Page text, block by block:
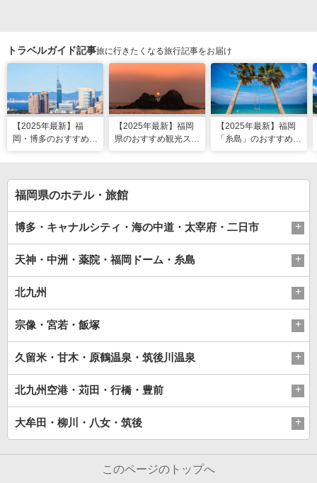
トラベルガイド記事旅に行きたくなる旅行記事をお届け
【2025年最新】福
岡・博多のおすすめ観
【2025年最新】福岡
県のおすすめ観光スポ
【2025年最新】福岡
「糸島」のおすすめ観
福岡県のホテル・旅館
博多・キャナルシティ・海の中道・太宰府・二日市
天神・中洲・薬院・福岡ドーム・糸島
北九州
宗像・宮若・飯塚
久留米・甘木・原鶴温泉・筑後川温泉
北九州空港・苅田・行橋・豊前
大牟田・柳川・八女・筑後
このページのトップへ